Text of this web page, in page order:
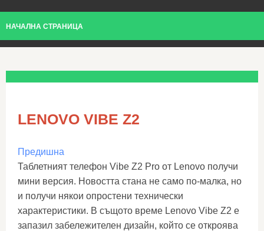
НАЧАЛНА СТРАНИЦА
LENOVO VIBE Z2
Предишна
Таблетният телефон Vibe Z2 Pro от Lenovo получи
мини версия. Новостта стана не само по-малка, но
и получи някои опростени технически
характеристики. В същото време Lenovo Vibe Z2 е
запазил забележителен дизайн, който се откроява